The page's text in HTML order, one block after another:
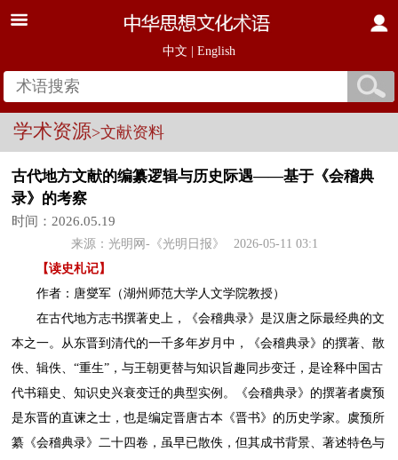
中文 English
学术资源>文献资料
古代地方文献的编纂逻辑与历史际遇——基于《会稽典
录》的考察
时间：2026.05.19
来源： 光明网-《光明日报》
2026-05-11 03:1
【读史札记】
作者：唐燮军（湖州师范大学人文学院教授）
在古代地方志书撰著史上，《会稽典录》是汉唐之际最经典的文
本之一。从东晋到清代的一千多年岁月中，《会稽典录》的撰著、散
佚、辑佚、“重生”，与王朝更替与知识旨趣同步变迁，是诠释中国古
代书籍史、知识史兴衰变迁的典型实例。《会稽典录》的撰著者虞预
是东晋的直谏之士，也是编定晋唐古本《晋书》的历史学家。虞预所
纂《会稽典录》二十四卷，虽早已散佚，但其成书背景、著述特色与